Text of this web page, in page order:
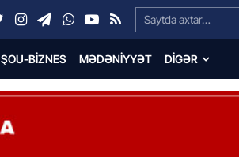
Search…
ŞOU-BIZNES MƏDƏNIYYƏT DIGƏR